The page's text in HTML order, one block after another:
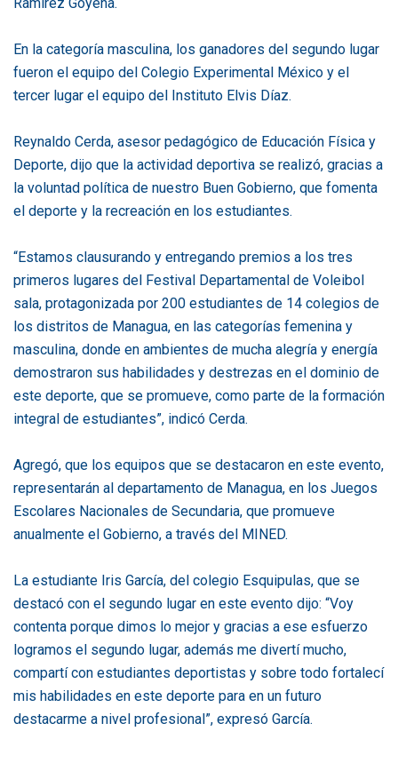
En la categoría masculina, los ganadores del segundo lugar
fueron el equipo del Colegio Experimental México y el
tercer lugar el equipo del Instituto Elvis Díaz.
Reynaldo Cerda, asesor pedagógico de Educación Física y
Deporte, dijo que la actividad deportiva se realizó, gracias a
la voluntad política de nuestro Buen Gobierno, que fomenta
el deporte y la recreación en los estudiantes.
“Estamos clausurando y entregando premios a los tres
primeros lugares del Festival Departamental de Voleibol
sala, protagonizada por 200 estudiantes de 14 colegios de
los distritos de Managua, en las categorías femenina y
masculina, donde en ambientes de mucha alegría y energía
demostraron sus habilidades y destrezas en el dominio de
este deporte, que se promueve, como parte de la formación
integral de estudiantes”, indicó Cerda.
Agregó, que los equipos que se destacaron en este evento,
representarán al departamento de Managua, en los Juegos
Escolares Nacionales de Secundaria, que promueve
anualmente el Gobierno, a través del MINED.
La estudiante Iris García, del colegio Esquipulas, que se
destacó con el segundo lugar en este evento dijo: “Voy
contenta porque dimos lo mejor y gracias a ese esfuerzo
logramos el segundo lugar, además me divertí mucho,
compartí con estudiantes deportistas y sobre todo fortalecí
mis habilidades en este deporte para en un futuro
destacarme a nivel profesional”, expresó García.